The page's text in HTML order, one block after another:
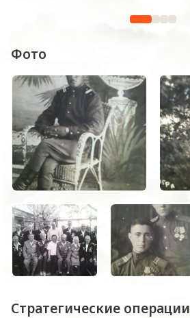
Фото
Стратегические операции